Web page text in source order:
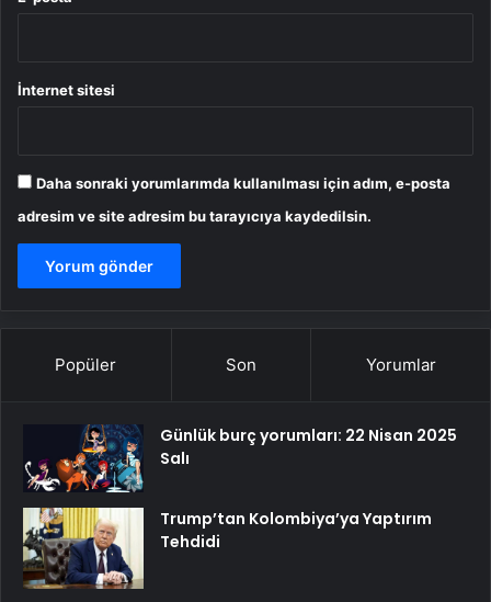
İnternet sitesi
Daha sonraki yorumlarımda kullanılması için adım, e-posta
adresim ve site adresim bu tarayıcıya kaydedilsin.
Popüler Son Yorumlar
Günlük burç yorumları: 22 Nisan 2025
Salı
Trump’tan Kolombiya’ya Yaptırım
Tehdidi